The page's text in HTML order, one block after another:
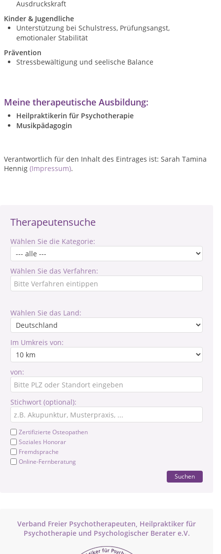
Therapeutensuche
Wählen Sie die Kategorie:
Wählen Sie das Verfahren:
Wählen Sie das Land:
Im Umkreis von:
von:
Stichwort (optional):
Zertifizierte Osteopathen
Soziales Honorar
Fremdsprache
Online-Fernberatung
Suchen
Verband Freier Psychotherapeuten, Heilpraktiker für
Psychotherapie und Psychologischer Berater e.V.
Ausdruckskraft
Kinder & Jugendliche
Unterstützung bei Schulstress, Prüfungsangst,
emotionaler Stabilität
Prävention
Stressbewältigung und seelische Balance
Meine therapeutische Ausbildung:
Heilpraktikerin für Psychotherapie
Musikpädagogin
Verantwortlich für den Inhalt des Eintrages ist: Sarah Tamina
Hennig (Impressum).